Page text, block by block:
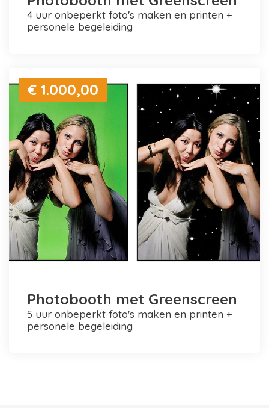
4 uur onbeperkt foto's maken en printen +
personele begeleiding
€ 1.000,00
Photobooth met Greenscreen
5 uur onbeperkt foto's maken en printen +
personele begeleiding